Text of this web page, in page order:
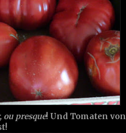
ou presque! Und Tomaten von